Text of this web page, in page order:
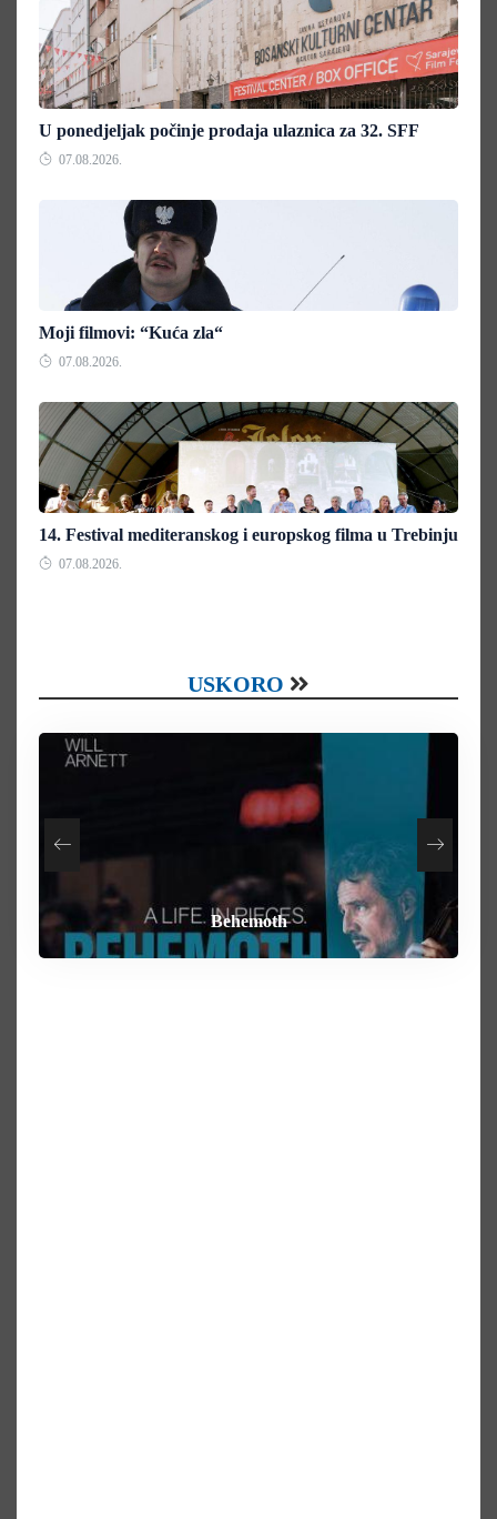
U ponedjeljak počinje prodaja ulaznica za 32. SFF
07.08.2026.
Moji filmovi: “Kuća zla“
07.08.2026.
14. Festival mediteranskog i europskog filma u Trebinju
07.08.2026.
USKORO
Heart of the Beast
Behemoth
How To Rob A Bank
By Any Means